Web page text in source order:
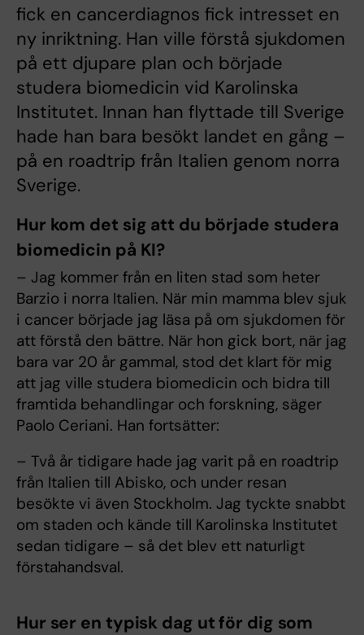
fick en cancerdiagnos fick intresset en
ny inriktning. Han ville förstå sjukdomen
på ett djupare plan och började
studera biomedicin vid Karolinska
Institutet. Innan han flyttade till Sverige
hade han bara besökt landet en gång –
på en roadtrip från Italien genom norra
Sverige.
Hur kom det sig att du började studera
biomedicin på KI?
– Jag kommer från en liten stad som heter
Barzio i norra Italien. När min mamma blev sjuk
i cancer började jag läsa på om sjukdomen för
att förstå den bättre. När hon gick bort, när jag
bara var 20 år gammal, stod det klart för mig
att jag ville studera biomedicin och bidra till
framtida behandlingar och forskning, säger
Paolo Ceriani. Han fortsätter:
– Två år tidigare hade jag varit på en roadtrip
från Italien till Abisko, och under resan
besökte vi även Stockholm. Jag tyckte snabbt
om staden och kände till Karolinska Institutet
sedan tidigare – så det blev ett naturligt
förstahandsval.
Hur ser en typisk dag ut för dig som